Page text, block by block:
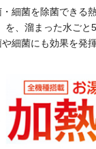
細菌を除菌できる
を、溜まった水ご
細菌にも効果を発